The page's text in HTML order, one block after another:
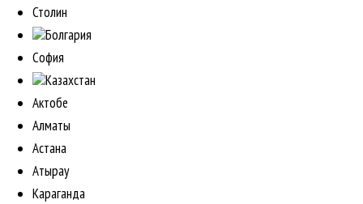
Столин
Болгария
София
Казахстан
Актобе
Алматы
Астана
Атырау
Караганда